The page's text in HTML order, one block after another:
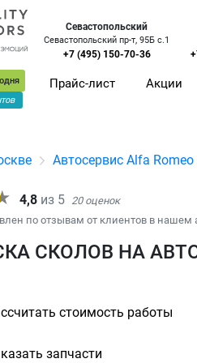
Севастопольский
Севастопольский пр-т, 95Б с.1
+7 (495) 150-70-36
Прайс-лист Акции
Автосервис Alfa Romeo
4,8 из 5 20оценок
по отзывам от клиентов в
СКОЛОВ НА
стоимость работы
запчасти